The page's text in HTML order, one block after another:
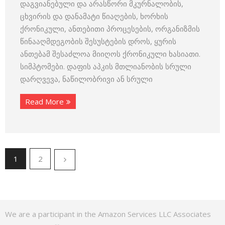
დაგვიანებული და არასწორი მკურნალობის,
ცხვირის და დანამატი წიაღების, ხორხის
ქრონიკული, ანთებითი პროცესების, ორგანიზმის
წინააღმდეგობის შესუსტების დროს, ყურის
ანთებამ შესაძლოა მიიღოს ქრონიკული ხასიათი.
სიმპტომები. დაფის აპკის მთლიანობის სრული
დარღვევა, ნაწილობრივი ან სრული
Read More
1 2
We are a participant in the Amazon Services LLC Associates